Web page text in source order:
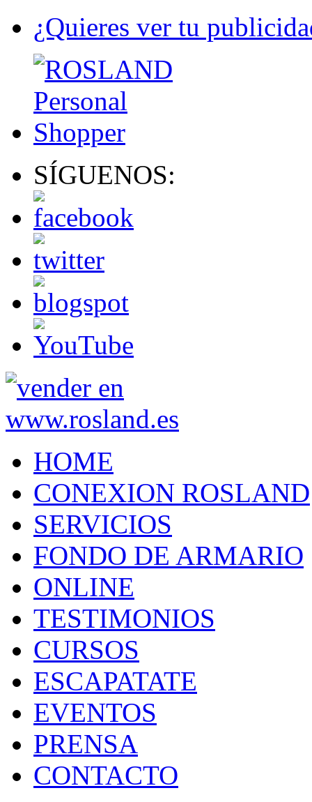
¿Quieres ver tu
SÍGUENOS:
HOME
CONEXION ROSLAND
SERVICIOS
FONDO DE ARMARIO
ONLINE
TESTIMONIOS
CURSOS
ESCAPATATE
EVENTOS
PRENSA
CONTACTO